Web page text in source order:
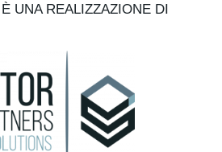
UNA REALIZZAZIONE DI